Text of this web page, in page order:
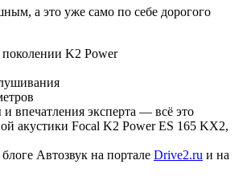
а это уже само по себе дорогого
K2 Power
впечатления эксперта — всё это
акустики Focal K2 Power ES 165 KX2,
блоге Автозвук на портале Drive2.ru и на